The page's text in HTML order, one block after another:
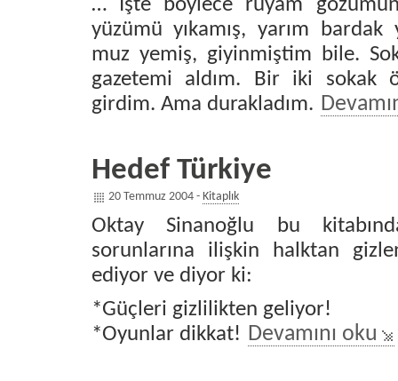
… İşte böylece rüyam
yüzümü yıkamış, yarım
muz yemiş, giyinmiştim bile.
gazetemi aldım. Bir iki sokak
girdim. Ama durakladım.
Hedef Türkiye
20 Temmuz 2004 - Kitaplık
Oktay Sinanoğlu bu
sorunlarına ilişkin halktan
ediyor ve diyor ki:
*Güçleri gizlilikten geliyor!
*Oyunlar dikkat! Devamını oku